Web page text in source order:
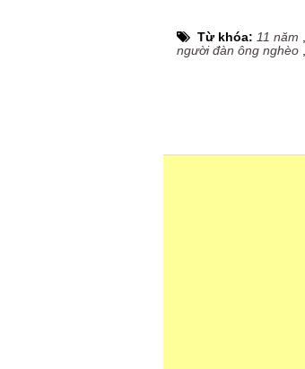
Từ khóa: 11 năm
người đàn ông nghèo